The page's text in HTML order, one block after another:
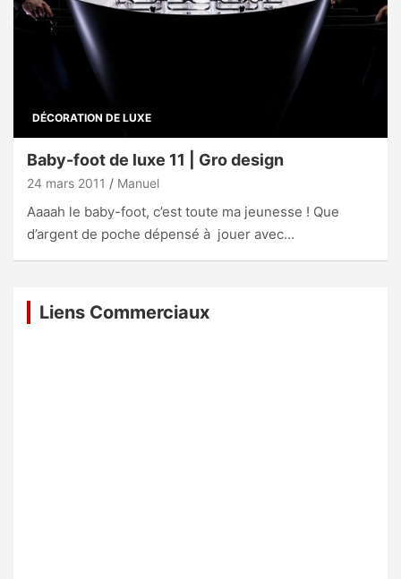
DÉCORATION DE LUXE
Baby-foot de luxe 11 | Gro design
24 mars 2011 Manuel
Aaaah le baby-foot, c’est toute ma jeunesse ! Que
d’argent de poche dépensé à jouer avec…
Liens Commerciaux